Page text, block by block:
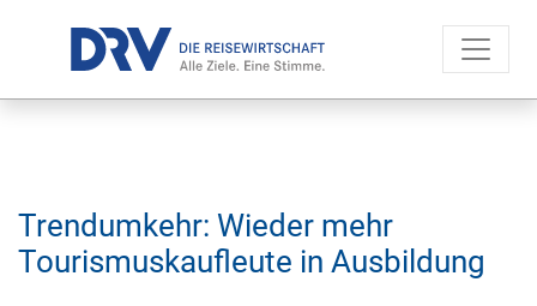
Trendumkehr: Wieder mehr
Tourismuskaufleute in Ausbildung